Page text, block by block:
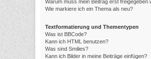
Warum muss mein Beitrag erst freigegeben
Wie markiere ich ein Thema als neu?
Textformatierung und Thementypen
Was ist BBCode?
Kann ich HTML benutzen?
Was sind Smilies?
Kann ich Bilder in meine Beiträge einfügen?